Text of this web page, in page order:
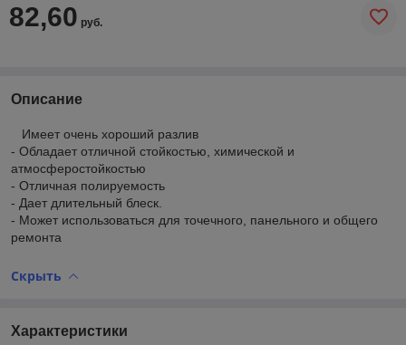
82,60 руб.
Описание
Имеет очень хороший разлив
- Обладает отличной стойкостью, химической и
атмосферостойкостью
- Отличная полируемость
- Дает длительный блеск.
- Может использоваться для точечного, панельного и общего
ремонта
Скрыть
Характеристики